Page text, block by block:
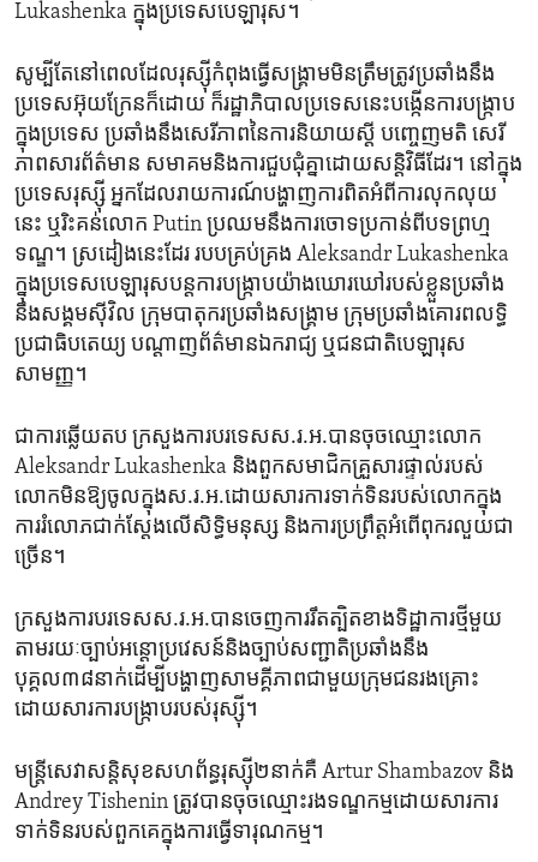
Lukashenka ​ក្នុង​ប្រទេសបេឡារុស។
សូម្បីតែ​នៅពេលដែល​រុស្ស៊ី​កំពុងធ្វើ​សង្គ្រាម​មិនត្រឹមត្រូវ​ប្រឆាំងនឹង​
ប្រទេស​អ៊ុយក្រែន​ក៏ដោយ​ ​ក៏​រដ្ឋាភិបាល​ប្រទេស​នេះបង្កើន​ការ​បង្ក្រាប
ក្នុង​ប្រទេស​ ប្រឆាំងនឹង​សេរីភាព​នៃការ​និយាយ​ស្តី​ បញ្ចេញ​មតិ សេរី
ភាពសារព័ត៌មាន សមាគមនិង​ការជួបជុំគ្នា​ដោយ​សន្តិវិធី​ដែរ។ នៅ​ក្នុង​
ប្រទេស​រុស្ស៊ី អ្នកដែលរាយការណ៍បង្ហាញ​ការ​ពិត​អំពី​ការលុកលុយ​
នេះ ឬ​រិះគន់លោក Putin ប្រឈម​នឹង​ការចោទ​ប្រកាន់ពី​បទ​ព្រហ្ម
ទណ្ឌ។ ស្រដៀង​នេះ​ដែរ របបគ្រប់គ្រង Aleksandr Lukashenka
ក្នុង​ប្រទេស​បេឡារុសបន្ត​ការ​បង្ក្រាប​យ៉ាង​ឃោរឃៅរបស់​ខ្លួន​ប្រឆាំង​
នឹងសង្គមស៊ីវិល ក្រុមបាតុករ​ប្រឆាំង​សង្គ្រាម ក្រុម​ប្រឆាំងគោរពលទ្ធិ​
ប្រជាធិបតេយ្យ​ ​បណ្តាញព័ត៌មាន​ឯករាជ្យ ឬ​ជនជាតិបេឡារុស​
សាមញ្ញ។
ជាការ​ឆ្លើយ​តប ក្រសួង​ការបរទេស​ស.រ.អ.​បានចុច​ឈ្មោះលោក
Aleksandr Lukashenka និង​ពួក​សមាជិកគ្រួសារ​ផ្ទាល់របស់
លោក​មិន​ឱ្យ​ចូល​ក្នុង​ស.រ.អ.​ដោយសារ​ការទាក់ទិន​របស់​លោក​ក្នុង​
ការរំលោភជាក់ស្តែងលើ​សិទ្ធិមនុស្ស​ និងការប្រព្រឹត្តអំពើពុករលួយ​ជា​
ច្រើន។
ក្រសួង​ការ​បរទេសស.រ.អ.បានចេញ​ការរឹតត្បិត​ខាង​ទិដ្ឋាការថ្មី​មួយ​
តាម​រយៈច្បាប់​អន្តោប្រវេសន៍និង​ច្បាប់សញ្ជាតិប្រឆាំង​នឹង
បុគ្គល៣៨នាក់​ដើម្បី​បង្ហាញ​សាមគ្គីភាព​ជា​មួយក្រុម​ជន​រងគ្រោះ
ដោយសារ​ការ​បង្ក្រាប​របស់រុស្ស៊ី។
មន្ត្រីសេវា​សន្តិសុខ​សហព័ន្ធ​រុស្ស៊ី២នាក់គឺ Artur Shambazov និង
Andrey Tishenin ត្រូវ​បានចុច​ឈ្មោះ​រង​ទណ្ឌកម្មដោយសារការ
ទាក់ទិន​របស់​ពួក​គេក្នុងការធ្វើទារុណកម្ម។​